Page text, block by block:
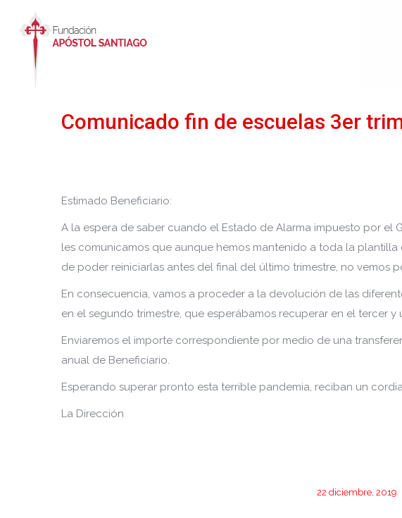
Comunicado fin de escuelas 3er
Estimado Beneficiario:
A la espera de saber cuando el Estado de Alarma impuesto por el
les comunicamos que aunque hemos mantenido a toda la
de poder reiniciarlas antes del final del último trimestre, no vemos
En consecuencia, vamos a proceder a la devolución de las
en el segundo trimestre, que esperábamos recuperar en el tercer
Enviaremos el importe correspondiente por medio de una
anual de Beneficiario.
Esperando superar pronto esta terrible pandemia, reciban un
La Dirección
22 diciembre, 2019